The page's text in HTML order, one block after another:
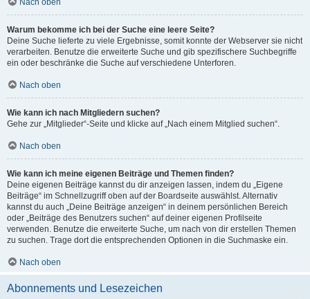
Nach oben
Warum bekomme ich bei der Suche eine leere Seite?
Deine Suche lieferte zu viele Ergebnisse, somit konnte der Webserver sie nicht
verarbeiten. Benutze die erweiterte Suche und gib spezifischere Suchbegriffe
ein oder beschränke die Suche auf verschiedene Unterforen.
Nach oben
Wie kann ich nach Mitgliedern suchen?
Gehe zur „Mitglieder“-Seite und klicke auf „Nach einem Mitglied suchen“.
Nach oben
Wie kann ich meine eigenen Beiträge und Themen finden?
Deine eigenen Beiträge kannst du dir anzeigen lassen, indem du „Eigene
Beiträge“ im Schnellzugriff oben auf der Boardseite auswählst. Alternativ
kannst du auch „Deine Beiträge anzeigen“ in deinem persönlichen Bereich
oder „Beiträge des Benutzers suchen“ auf deiner eigenen Profilseite
verwenden. Benutze die erweiterte Suche, um nach von dir erstellen Themen
zu suchen. Trage dort die entsprechenden Optionen in die Suchmaske ein.
Nach oben
Abonnements und Lesezeichen